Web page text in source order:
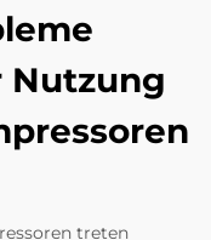
Nutzung
treten